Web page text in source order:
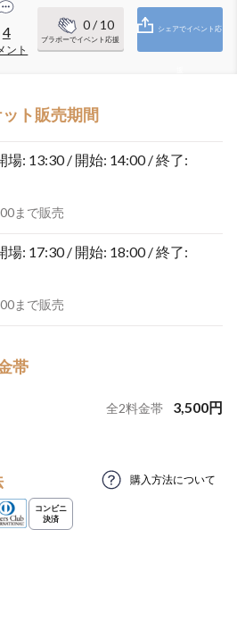
4
ント
0/ 10
ブラボーでイベント応援
シェアでイベント応
ト販売期間
場: 13:30 / 開始: 14:00 / 終了:
まで販売
場: 17:30 / 開始: 18:00 / 終了:
まで販売
帯
全2料金帯 3,500円
購入方法について